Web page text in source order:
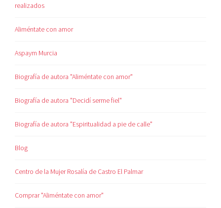
realizados
Aliméntate con amor
Aspaym Murcia
Biografía de autora "Aliméntate con amor"
Biografía de autora "Decidí serme fiel"
Biografía de autora "Espiritualidad a pie de calle"
Blog
Centro de la Mujer Rosalía de Castro El Palmar
Comprar "Aliméntate con amor"